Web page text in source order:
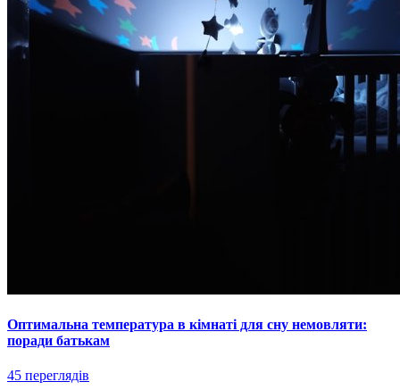
Оптимальна температура в кімнаті для сну немовляти:
поради батькам
45 переглядів